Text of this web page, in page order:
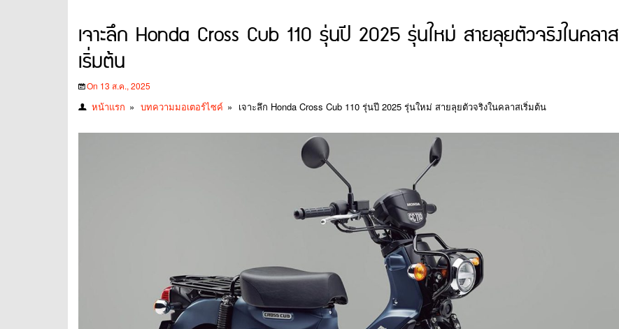
เจาะลึก Honda Cross Cub 110 รุ่นปี 2025 รุ่นใหม่ สายลุยตัวจริงในคลาส
เริ่มต้น
On 13 ส.ค., 2025
หน้าแรก » บทความมอเตอร์ไซค์ » เจาะลึก Honda Cross Cub 110 รุ่นปี 2025 รุ่นใหม่ สายลุยตัวจริงในคลาสเริ่มต้น